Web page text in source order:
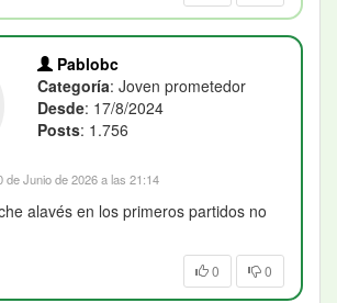
Pablobc
Categoría: Joven prometedor
Desde: 17/8/2024
Posts: 1.756
de Junio de 2026 a las 21:14
alavés en los primeros partidos no
0 0